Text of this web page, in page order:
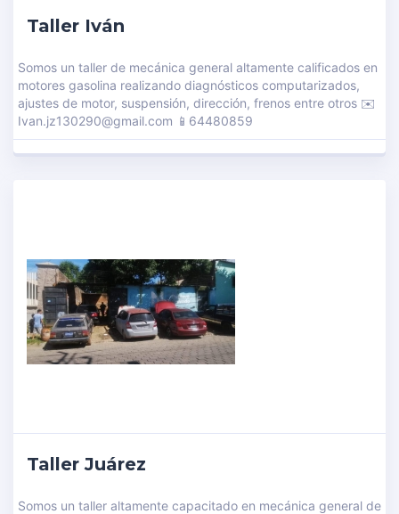
Taller Iván
Somos un taller de mecánica general altamente calificados en
motores gasolina realizando diagnósticos computarizados,
ajustes de motor, suspensión, dirección, frenos entre otros ✉️
Ivan.jz130290@gmail.com 📱64480859
Taller Juárez
Somos un taller altamente capacitado en mecánica general de